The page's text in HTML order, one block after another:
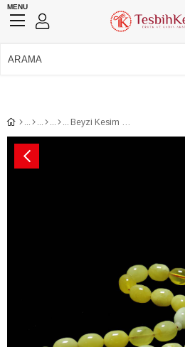
MENU
Beyzi Kesim Sistemli Damla Kehribar